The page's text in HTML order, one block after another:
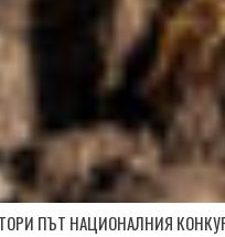
ПЪТ НАЦИОНАЛНИЯ